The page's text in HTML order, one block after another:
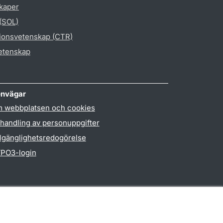
(CTR)
webbplatsen och cookies
av personuppgifter
login